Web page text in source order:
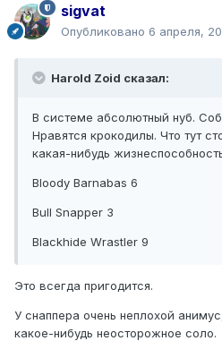
sigvat
Опубликовано 6 апреля,
Harold Zoid сказал:
В системе абсолютный нуб.
Нравятся крокодилы. Что тут
какая-нибудь
Bloody Barnabas 6
Bull Snapper 3
Blackhide Wrastler 9
Это всегда пригодится.
У снаппера очень неплохой
какое-нибудь неосторожное соло.